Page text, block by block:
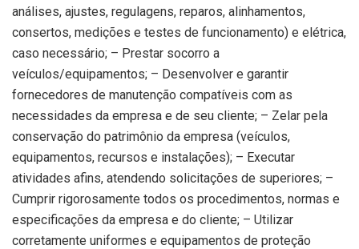
análises, ajustes, regulagens, reparos, alinhamentos,
consertos, medições e testes de funcionamento) e elétrica,
caso necessário; – Prestar socorro a
veículos/equipamentos; – Desenvolver e garantir
fornecedores de manutenção compatíveis com as
necessidades da empresa e de seu cliente; – Zelar pela
conservação do patrimônio da empresa (veículos,
equipamentos, recursos e instalações); – Executar
atividades afins, atendendo solicitações de superiores; –
Cumprir rigorosamente todos os procedimentos, normas e
especificações da empresa e do cliente; – Utilizar
corretamente uniformes e equipamentos de proteção